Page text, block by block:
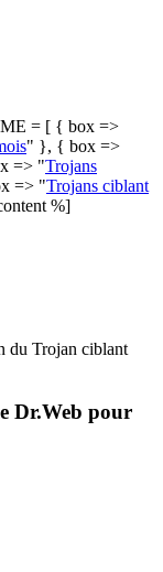
= [ { box =>
" }, { box =>
=> "Trojans
=> "Trojans ciblant
%]
du Trojan ciblant
Dr.Web pour